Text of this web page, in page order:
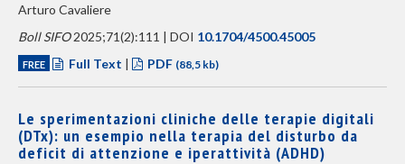
Arturo Cavaliere
Boll SIFO2025;71(2):111 | DOI 10.1704/4500.45005
FREE Full Text | PDF (88,5 kb)
Le sperimentazioni cliniche delle terapie digitali
(DTx): un esempio nella terapia del disturbo da
deficit di attenzione e iperattività (ADHD)